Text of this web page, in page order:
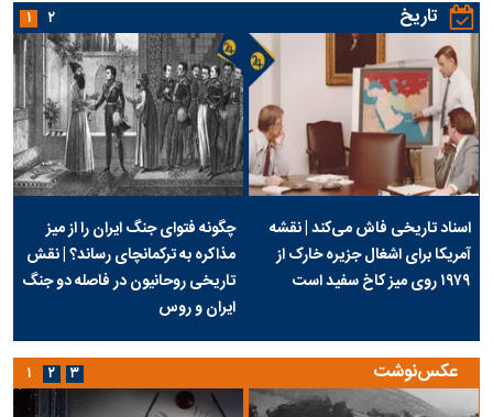
تاریخ
اسناد تاریخی فاش می‌کند | نقشه
آمریکا برای اشغال جزیره خارک از
۱۹۷۹ روی میز کاخ سفید است
چگونه فتوای جنگ ایران را از میز
مذاکره به ترکمانچای رساند؟ | نقش
تاریخی روحانیون در فاصله دو جنگ
ایران و روس
۱ ۲
عکس‌نوشت ۱ ۲ ۳